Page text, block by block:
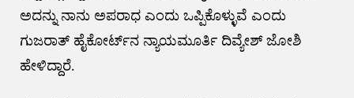
ಅದನ್ನು ನಾನು ಅಪರಾಧ ಎಂದು ಒಪ್ಪಿಕೊಳ್ಳುವೆ ಎಂದು
ಗುಜರಾತ್​​​​ ಹೈಕೋರ್ಟ್​​​ನ ನ್ಯಾಯಮೂರ್ತಿ ದಿವ್ಯೇಶ್ ಜೋಶಿ
ಹೇಳಿದ್ದಾರೆ.